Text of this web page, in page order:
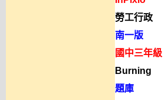
勞工行政
南一版
國中三年級
Burning
題庫